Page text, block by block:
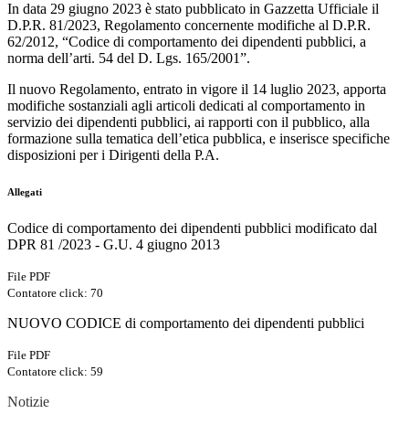
In data 29 giugno 2023 è stato pubblicato in Gazzetta Ufficiale il
D.P.R. 81/2023, Regolamento concernente modifiche al D.P.R.
62/2012, “Codice di comportamento dei dipendenti pubblici, a
norma dell’arti. 54 del D. Lgs. 165/2001”.
Il nuovo Regolamento, entrato in vigore il 14 luglio 2023, apporta
modifiche sostanziali agli articoli dedicati al comportamento in
servizio dei dipendenti pubblici, ai rapporti con il pubblico, alla
formazione sulla tematica dell’etica pubblica, e inserisce specifiche
disposizioni per i Dirigenti della P.A.
Allegati
Codice di comportamento dei dipendenti pubblici modificato dal
DPR 81 /2023 - G.U. 4 giugno 2013
File PDF
Contatore click: 70
NUOVO CODICE di comportamento dei dipendenti pubblici
File PDF
Contatore click: 59
Notizie